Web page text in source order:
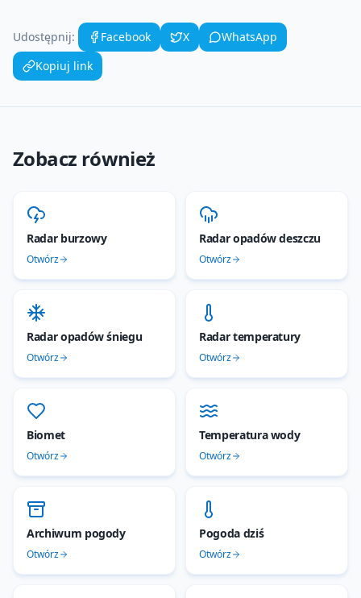
Udostępnij: Facebook X
WhatsApp
Kopiuj link
Zobacz również
Radar burzowy
Otwórz
Radar opadów deszczu
Otwórz
Radar opadów śniegu
Otwórz
Radar temperatury
Otwórz
Biomet
Otwórz
Temperatura wody
Otwórz
Archiwum pogody
Otwórz
Pogoda dziś
Otwórz